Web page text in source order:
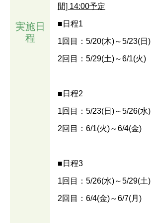
実施日
程
間] 14:00予定
■日程1
1回目：5/20(木)～5/23(日)
2回目：5/29(土)～6/1(火)
■日程2
1回目：5/23(日)～5/26(水)
2回目：6/1(火)～6/4(金)
■日程3
1回目：5/26(水)～5/29(土)
2回目：6/4(金)～6/7(月)